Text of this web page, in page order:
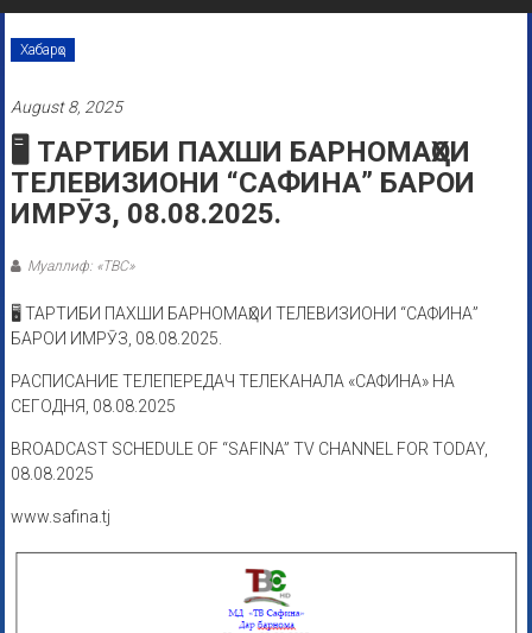
Хабарҳо
August 8, 2025
🖥 ТАРТИБИ ПАХШИ БАРНОМАҲОИ
ТЕЛЕВИЗИОНИ “САФИНА” БАРОИ
ИМРӮЗ, 08.08.2025.
Муаллиф: «ТВС»
🖥 ТАРТИБИ ПАХШИ БАРНОМАҲОИ ТЕЛЕВИЗИОНИ “САФИНА”
БАРОИ ИМРӮЗ, 08.08.2025.
РАСПИСАНИЕ ТЕЛЕПЕРЕДАЧ ТЕЛЕКАНАЛА «САФИНА» НА
СЕГОДНЯ, 08.08.2025
BROADCAST SCHEDULE OF “SAFINA” TV CHANNEL FOR TODAY,
08.08.2025
www.safina.tj